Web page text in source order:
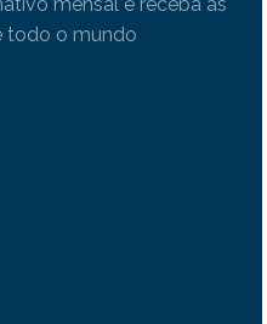
todo o mundo